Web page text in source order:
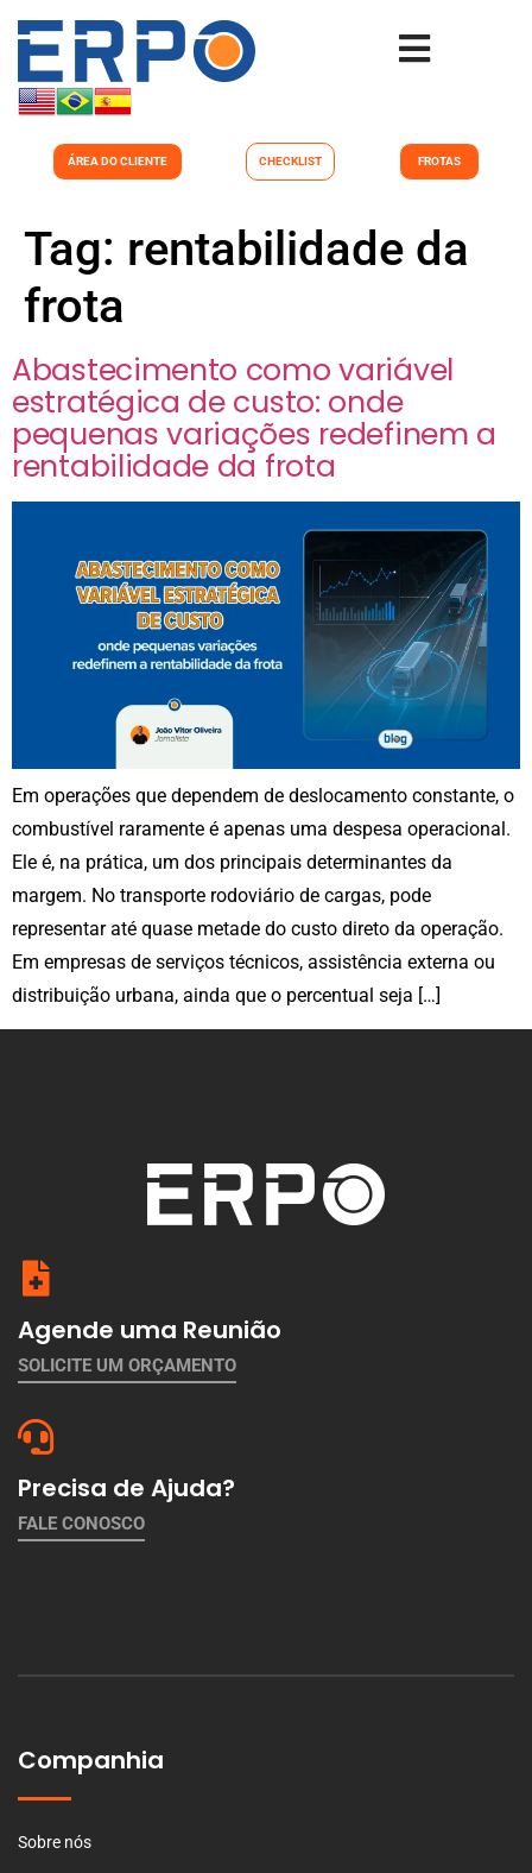
ÁREA DO CLIENTE CHECKLIST FROTAS
Tag: rentabilidade da
frota
Abastecimento como variável
estratégica de custo: onde
pequenas variações redefinem a
rentabilidade da frota
Em operações que dependem de deslocamento constante, o
combustível raramente é apenas uma despesa operacional.
Ele é, na prática, um dos principais determinantes da
margem. No transporte rodoviário de cargas, pode
representar até quase metade do custo direto da operação.
Em empresas de serviços técnicos, assistência externa ou
distribuição urbana, ainda que o percentual seja […]
Agende uma Reunião
SOLICITE UM ORÇAMENTO
Precisa de Ajuda?
FALE CONOSCO
Companhia
Sobre nós